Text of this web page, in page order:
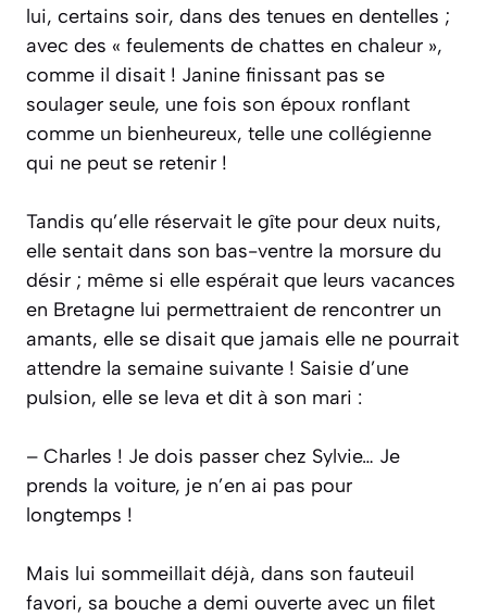
lui, certains soir, dans des tenues en dentelles ;
avec des « feulements de chattes en chaleur »,
comme il disait ! Janine finissant pas se
soulager seule, une fois son époux ronflant
comme un bienheureux, telle une collégienne
qui ne peut se retenir !
Tandis qu’elle réservait le gîte pour deux nuits,
elle sentait dans son bas-ventre la morsure du
désir ; même si elle espérait que leurs vacances
en Bretagne lui permettraient de rencontrer un
amants, elle se disait que jamais elle ne pourrait
attendre la semaine suivante ! Saisie d’une
pulsion, elle se leva et dit à son mari :
– Charles ! Je dois passer chez Sylvie… Je
prends la voiture, je n’en ai pas pour
longtemps !
Mais lui sommeillait déjà, dans son fauteuil
favori, sa bouche a demi ouverte avec un filet